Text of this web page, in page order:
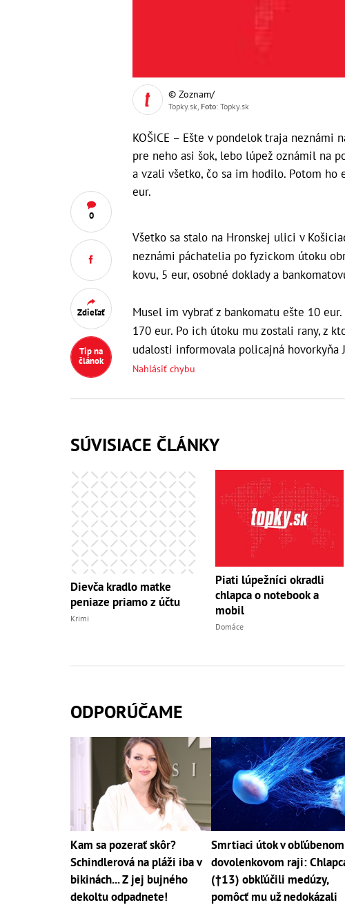
0
Zdieľať
Tip na
článok
© Zoznam/
Topky.sk, Foto: Topky.sk
KOŠICE – Ešte v pondelok traja neznámi
pre neho asi šok, lebo lúpež oznámil na
a vzali všetko, čo sa im hodilo. Potom
eur.
Všetko sa stalo na Hronskej ulici v
neznámi páchatelia po fyzickom útoku
kovu, 5 eur, osobné doklady a
Musel im vybrať z bankomatu ešte 10
170 eur. Po ich útoku mu zostali rany, z
udalosti informovala policajná hovorkyňa
Nahlásiť chybu
SÚVISIACE ČLÁNKY
Dievča kradlo matke
peniaze priamo z účtu
Krimi
Piati lúpežníci okradli
chlapca o notebook a
mobil
Domáce
ODPORÚČAME
Kam sa pozerať skôr?
Schindlerová na pláži iba v
bikinách... Z jej bujného
dekoltu odpadnete!
Smrtiaci útok v obľúbenom
dovolenkovom raji:
(†13) obkľúčili medúzy,
pomôcť mu už nedokázali